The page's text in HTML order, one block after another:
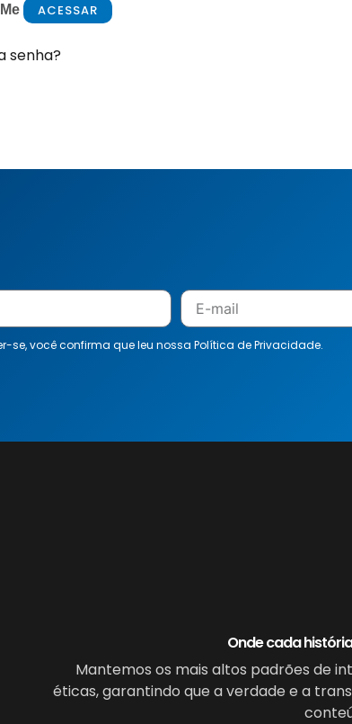
ACESSAR
senha?
se, você confirma que leu nossa Política de Privacidade.
Onde cada
Mantemos os mais altos padrões de
éticas, garantindo que a verdade e a